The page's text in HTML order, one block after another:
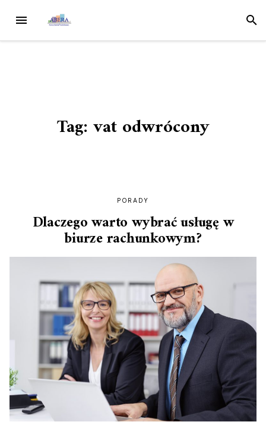
treści
MENU
Tag: vat odwrócony
PORADY
Dlaczego warto wybrać usługę w
biurze rachunkowym?